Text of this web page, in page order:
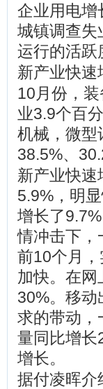
企业用电增
城镇调查
运行的活跃
新产业快速
10月份，
业3.9个百
机械，微型
38.5%、
新产业快速
5.9%，明
增长了
情冲击下，
前10个月
加快。在网
30%。移动
求的带动，
量同比增长
增长。
据付凌晖介